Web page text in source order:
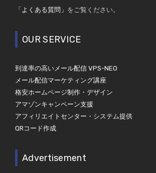
「よくある質問」 をご覧ください。
OUR SERVICE
到達率の高いメール配信 VPS-NEO
メール配信マーケティング講座
格安ホームページ制作・デザイン
アマゾンキャンペーン支援
アフィリエイトセンター・システム提供
QRコード作成
Advertisement